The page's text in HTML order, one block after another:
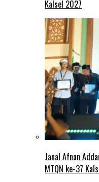
Kalsel 2027
Janal Afnan
MTQN ke-37